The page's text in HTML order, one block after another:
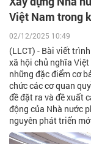
Việt Nam trong
02/12/2025 10:49
(LLCT) - Bài viết
xã hội chủ nghĩa
những đặc điểm cơ
chức các cơ quan
đề đặt ra và đề xuất
động của Nhà nước
nguyên phát triển